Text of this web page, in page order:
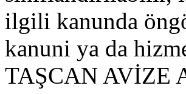
ilgili kanunda
kanuni ya da
TAŞCAN AVİZE